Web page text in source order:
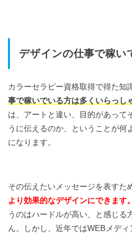
デザインの仕事で稼い
カラーセラピー資格取得で得た知
事で稼いでいる方は多くいらっし
は、アートと違い、目的があって
うに伝えるのか、ということが何
になります。
その伝えたいメッセージを表すた
より効果的なデザインにできます
うのはハードルが高い、と感じる
ん。しかし、近年ではWEBメデ